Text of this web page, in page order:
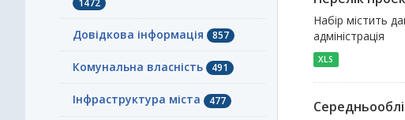
Довідкова інформація 857
Комунальна власність 491
Інфраструктура міста 477
Набір містить
адміністрація
XLS